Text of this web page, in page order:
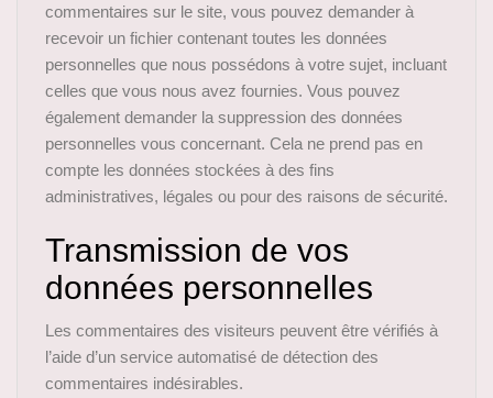
commentaires sur le site, vous pouvez demander à
recevoir un fichier contenant toutes les données
personnelles que nous possédons à votre sujet, incluant
celles que vous nous avez fournies. Vous pouvez
également demander la suppression des données
personnelles vous concernant. Cela ne prend pas en
compte les données stockées à des fins
administratives, légales ou pour des raisons de sécurité.
Transmission de vos
données personnelles
Les commentaires des visiteurs peuvent être vérifiés à
l’aide d’un service automatisé de détection des
commentaires indésirables.